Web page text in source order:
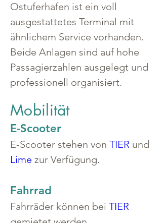
Ostuferhafen ist ein voll
ausgestattetes Terminal mit
ähnlichem Service vorhanden.
Beide Anlagen sind auf hohe
Passagierzahlen ausgelegt und
professionell organisiert.
Mobilität
E-Scooter
E-Scooter stehen von TIER und
Lime zur Verfügung.
Fahrrad
Fahrräder können bei TIER